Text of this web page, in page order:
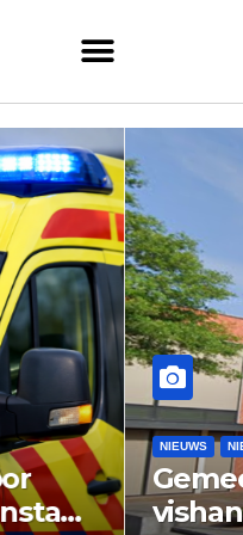
wijst bezwaar
op